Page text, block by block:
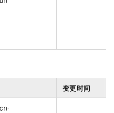
变更时间